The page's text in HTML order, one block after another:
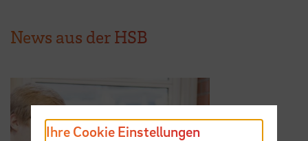
News aus der HSB
Ihre Cookie Einstellungen